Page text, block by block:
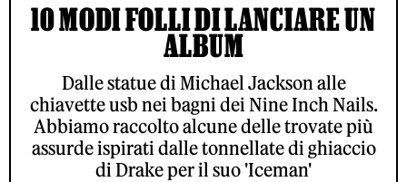
10 MODI FOLLI DI LANCIARE UN
ALBUM
Dalle statue di Michael Jackson alle
chiavette usb nei bagni dei Nine Inch Nails.
Abbiamo raccolto alcune delle trovate più
assurde ispirati dalle tonnellate di ghiaccio
di Drake per il suo 'Iceman'